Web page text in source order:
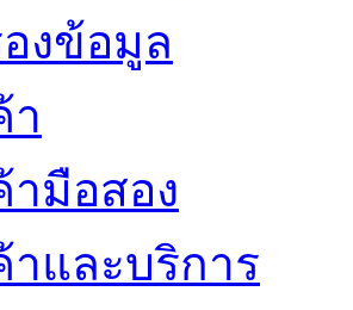
งข้อมูล
า
มือสอง
และบริการ